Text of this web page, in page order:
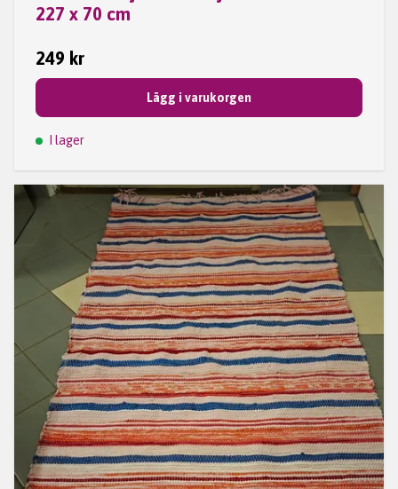
227 x 70 cm
249 kr
Lägg i varukorgen
I lager